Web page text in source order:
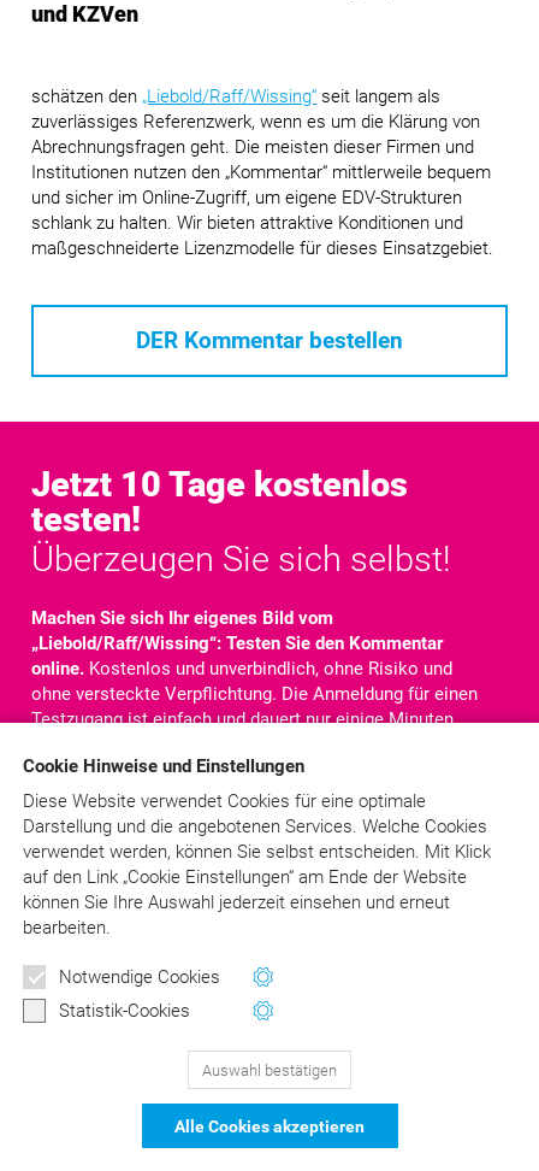
Cookie Hinweise und Einstellungen
Diese Website verwendet Cookies für eine optimale
Darstellung und die angebotenen Services. Welche Cookies
verwendet werden, können Sie selbst entscheiden. Mit Klick
aufden Link „Cookie Einstellungen“ am Ende der Website
können Sie Ihre Auswahl jederzeit einsehen und erneut
bearbeiten.
Notwendige Cookies
Statistik-Cookies
Auswahl bestätigen
Alle Cookies akzeptieren
und KZVen
schätzen den„Liebold/Raff/Wissing“ seit langem als
zuverlässiges Referenzwerk, wenn es um die Klärung von
Abrechnungsfragen geht. Die meisten dieser Firmen und
Institutionen nutzen den „Kommentar“ mittlerweile bequem
und sicher im Online-Zugriff, um eigene EDV-Strukturen
schlank zu halten. Wir bieten attraktive Konditionen und
maßgeschneiderte Lizenzmodelle für dieses Einsatzgebiet.
DER Kommentar bestellen
Jetzt 10 Tage kostenlos
testen!
Überzeugen Sie sich selbst!
Machen Sie sich Ihr eigenes Bild vom
„Liebold/Raff/Wissing“: Testen Sie den Kommentar
online. Kostenlos und unverbindlich, ohne Risiko und
ohne versteckte Verpflichtung. Die Anmeldung für einen
Testzugang ist einfach und dauert nur einige Minuten.
Kommentar für10 Tageonline zur Verfügung. Sie haben
Zugriff auf alle Texte, Kommentare und Rechtsquellen.
Jetzt kostenlos testen!
Schon angemeldet? > LOGIN
Newsletter
Wertvolle Tipps und Hinweise
Jetzt anmelden